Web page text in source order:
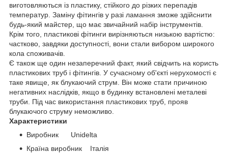
виготовляються із пластику, стійкого до різких перепадів
температур. Заміну фітингів у разі ламання зможе здійснити
будь-який майстер, що має звичайний набір інструментів.
Крім того, пластикові фітинги вирізняються низькою вартістю:
частково, завдяки доступності, вони стали вибором широкого
кола споживачів.
Є також ще один незаперечний факт, який свідчить на користь
пластикових труб і фітингів. У сучасному об'єкті нерухомості є
таке явище, як блукаючий струм. Він може стати причиною
негативних наслідків, якщо в будинку встановлені металеві
труби. Під час використання пластикових труб, прояв
блукаючого струму неможливо.
Характеристики
Виробник Unidelta
Країна виробник Італія